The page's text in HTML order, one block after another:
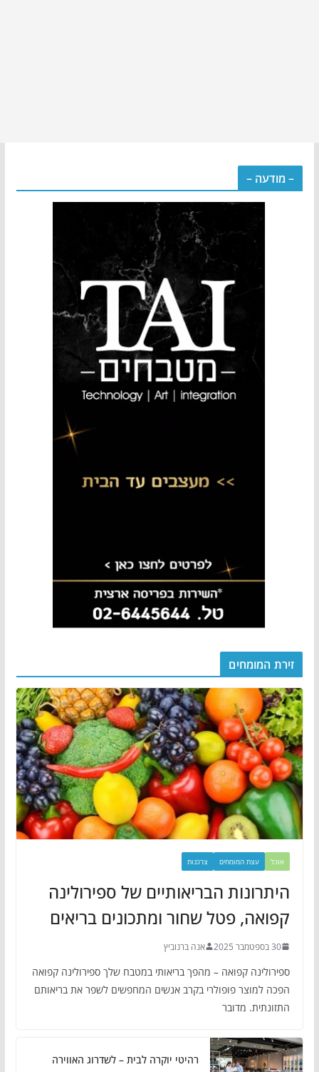
– מודעה –
זירת המומחים
אוכל עצת המומחים צרכנות
היתרונות הבריאותיים של ספירולינה
קפואה, פטל שחור ומתכונים בריאים
30 בספטמבר 2025 אנה ברנוביץ
ספירולינה קפואה – מהפך בריאותי במטבח שלך ספירולינה קפואה
הפכה למוצר פופולרי בקרב אנשים המחפשים לשפר את בריאותם
התזונתית. מדובר
רהיטי יוקרה לבית – לשדרוג האווירה